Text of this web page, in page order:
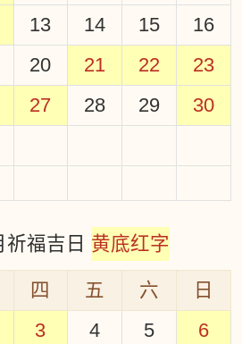
13 14 15
16
20 21 22
23
27 28 29
30
祈福吉日 黄底红字
四 五 六
日
3 4 5
6